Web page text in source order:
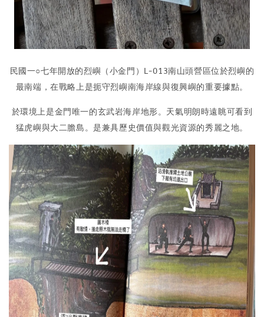
民國一○七年開放的烈嶼（小金門）L-013南山頭營區位於烈嶼的
最南端，在戰略上是扼守烈嶼南海岸線與復興嶼的重要據點。
於環境上是金門唯一的玄武岩海岸地形。天氣明朗時遠眺可看到
猛虎嶼與大二膽島。是兼具歷史價值與觀光資源的秀麗之地。